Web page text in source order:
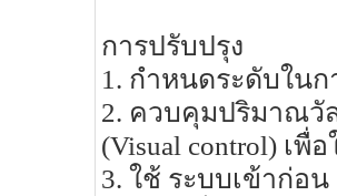
การปรับปรุง
1. กำหนดระดับใน
2. ควบคุมปริมาณวั
(Visual control) เพื่
3. ใช้ ระบบเข้าก่อ